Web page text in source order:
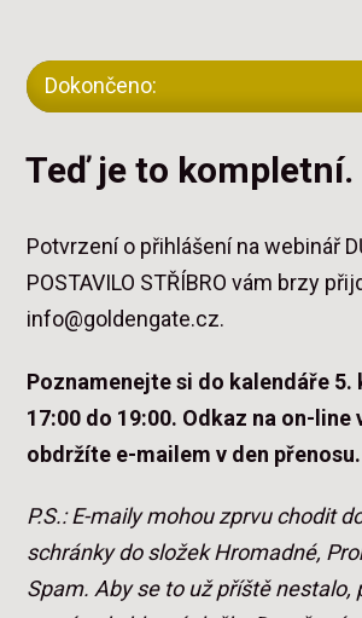
Dokončeno:
Teď je to kompletní.
Potvrzení o přihlášení na webinář
POSTAVILO STŘÍBRO vám brzy
info@goldengate.cz.
Poznamenejte si do kalendáře 5.
17:00 do 19:00. Odkaz na on-line
obdržíte e-mailem v den přenosu.
P.S.: E-maily mohou zprvu chodit
schránky do složek Hromadné,
Spam. Aby se to už příště nestalo,